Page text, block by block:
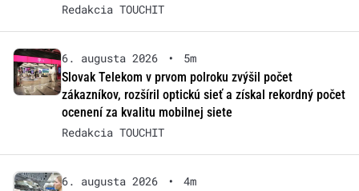
Redakcia TOUCHIT
6. augusta 2026 •
5m
Slovak Telekom v prvom polroku zvýšil počet
zákazníkov, rozšíril optickú sieť a získal rekordný počet
ocenení za kvalitu mobilnej siete
Redakcia TOUCHIT
6. augusta 2026 •
4m